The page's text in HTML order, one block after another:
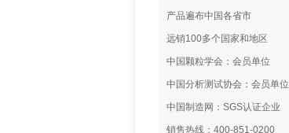
产品遍布中国各省市
远销100多个国家和地区
中国颗粒学会：会员单位
中国分析测试协会：会员单位
中国制造网：SGS认证企业
销售热线：400-851-0200